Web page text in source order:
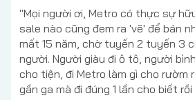
"Mọi người ơi, Metro có thực sự
sale nào cũng đem ra 'vẽ' để bán
mất 15 năm, chờ tuyến 2 tuyến 3
người. Người giàu đi ô tô, người
cho tiện, đi Metro làm gì cho rườm
gần ga mà đi đúng 1 lần cho biết